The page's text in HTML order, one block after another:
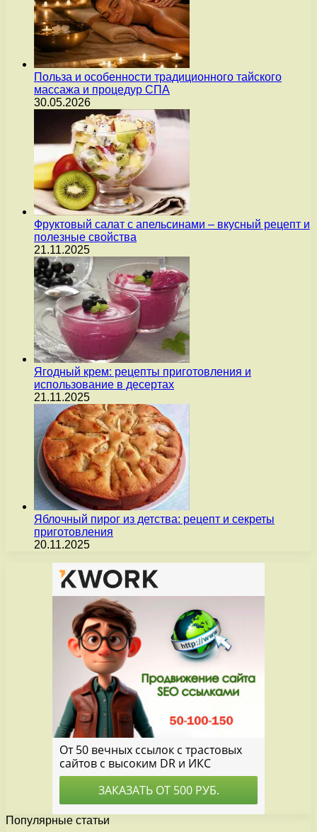
Польза и особенности традиционного тайского
массажа и процедур СПА
30.05.2026
Фруктовый салат с апельсинами – вкусный рецепт и
полезные свойства
21.11.2025
Ягодный крем: рецепты приготовления и
использование в десертах
21.11.2025
Яблочный пирог из детства: рецепт и секреты
приготовления
20.11.2025
Популярные статьи